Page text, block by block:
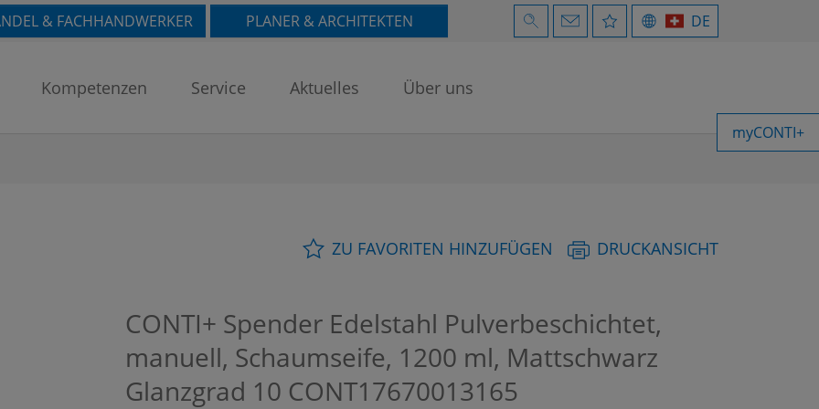
& FACHHANDWERKER PLANER & ARCHITEKTEN DE
Kompetenzen Service Aktuelles Über uns
myCONTI+
ZU FAVORITEN HINZUFÜGEN DRUCKANSICHT
CONTI+ Spender Edelstahl Pulverbeschichtet,
manuell, Schaumseife, 1200 ml, Mattschwarz
Glanzgrad 10 CONT17670013165